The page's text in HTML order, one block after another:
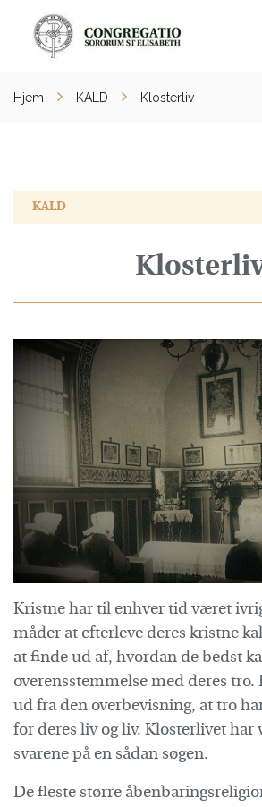
Hjem KALD Klosterliv
KALD
Kristne har til enhver tid været
måder at efterleve deres kristne
at finde ud af, hvordan de bedst
overensstemmelse med deres tro.
ud fra den overbevisning, at tro
for deres liv og liv. Klosterlivet har
svarene på en sådan søgen.
De fleste større